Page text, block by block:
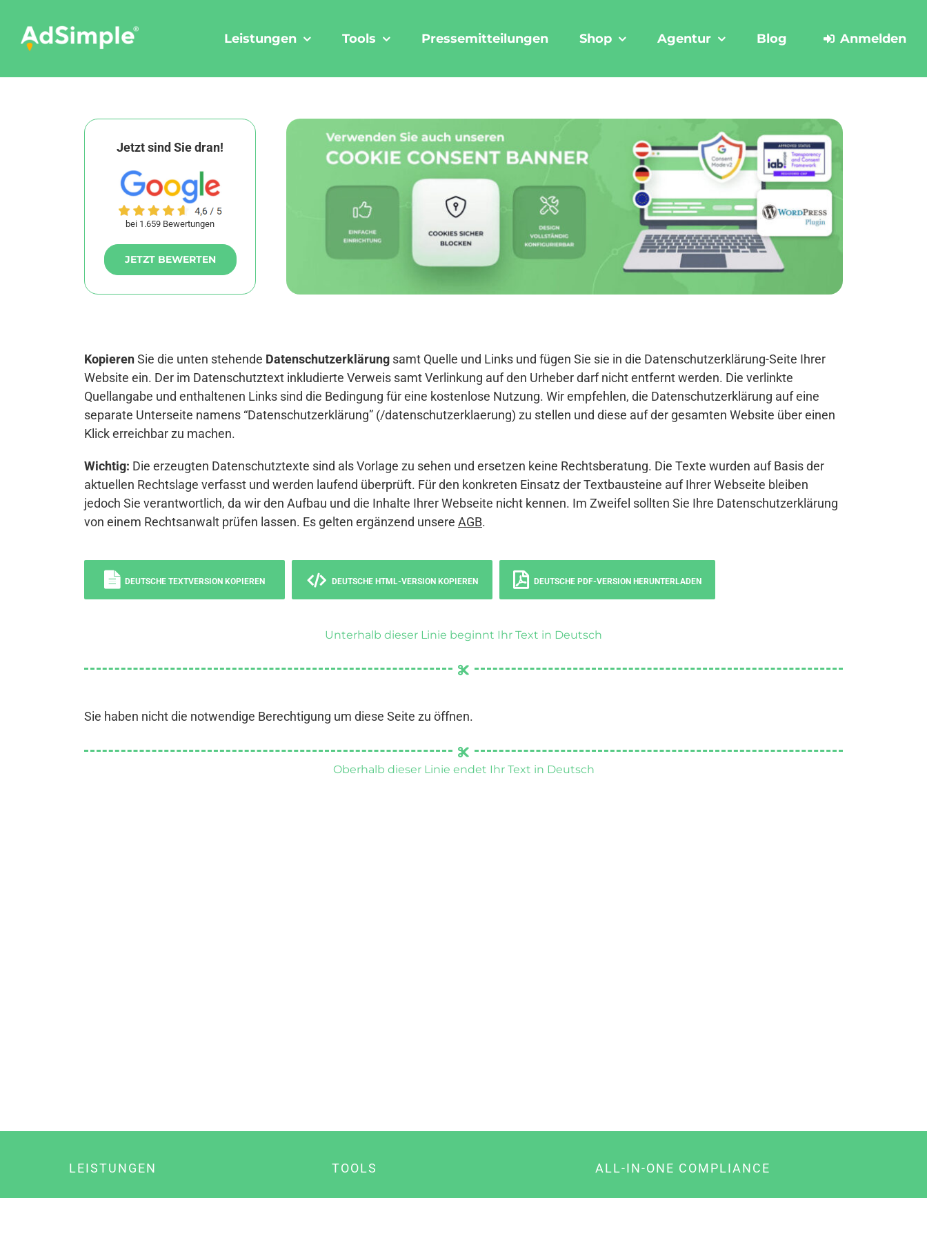
content
Leistungen Tools Pressemitteilungen Shop Agentur Blog Anmelden
Jetzt sind Sie dran!
bei 1.659 Bewertungen
JETZT BEWERTEN
KopierenSie die unten stehende Datenschutzerklärung samt Quelle und Links und fügen Sie sie in die Datenschutzerklärung-Seite Ihrer
Website ein. Der im Datenschutztext inkludierte Verweis samt Verlinkung auf den Urheber darf nicht entfernt werden. Die verlinkte
Quellangabe und enthaltenen Links sind die Bedingung für eine kostenlose Nutzung. Wir empfehlen, die Datenschutzerklärung auf eine
separate Unterseite namens “Datenschutzerklärung” (/datenschutzerklaerung) zu stellen und diese auf der gesamten Website über einen
Klick erreichbar zu machen.
Wichtig: Die erzeugten Datenschutztexte sind als Vorlage zu sehen und ersetzen keine Rechtsberatung. Die Texte wurden auf Basis der
aktuellen Rechtslage verfasst und werden laufend überprüft. Für den konkreten Einsatz der Textbausteine auf Ihrer Webseite bleiben
jedoch Sie verantwortlich, da wir den Aufbau und die Inhalte Ihrer Webseite nicht kennen. Im Zweifel sollten Sie Ihre Datenschutzerklärung
von einem Rechtsanwalt prüfen lassen. Es gelten ergänzend unsere AGB.
DEUTSCHE TEXTVERSION KOPIEREN DEUTSCHE HTML-VERSION KOPIEREN DEUTSCHE PDF-VERSION HERUNTERLADEN
Unterhalb dieser Linie beginnt Ihr Text in Deutsch
Sie haben nicht die notwendige Berechtigung um diese Seite zu öffnen.
Oberhalb dieser Linie endet Ihr Text in Deutsch
LEISTUNGEN TOOLS ALL-IN-ONE COMPLIANCE